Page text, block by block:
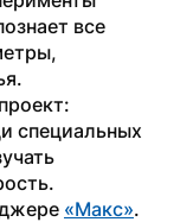
все
специальных
«Макс».